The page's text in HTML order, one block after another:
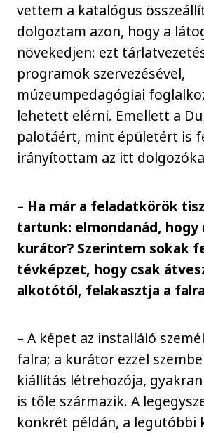
vettem a katalógus
dolgoztam azon, hogy a
növekedjen: ezt
programok szervezésével,
múzeumpedagógiai
lehetett elérni. Emellett a
palotáért, mint épületért is
irányítottam az itt
– Ha már a feladatkörök
tartunk: elmondanád, hogy
kurátor? Szerintem sokak
tévképzet, hogy csak
alkotótól, felakasztja a
– A képet az installáló
falra; a kurátor ezzel
kiállítás létrehozója,
is tőle származik. A
konkrét példán, a legutóbbi